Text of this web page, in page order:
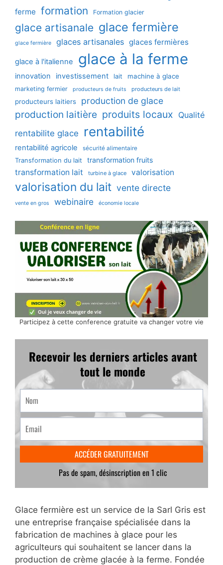
ferme formation Formation glacier
glace artisanale glace fermière
glace fermière glaces artisanales glaces fermières
glace à l'italienne glace à la ferme
innovation investissement lait machine à glace
marketing fermier producteurs de fruits producteurs de lait
producteurs laitiers production de glace
production laitière produits locaux Qualité
rentabilite glace
rentabilité
rentabilité agricole sécurité alimentaire
Transformation du lait transformation fruits
transformation lait turbine à glace valorisation
valorisation du lait vente directe
vente en gros webinaire économie locale
Participez à cette conference gratuite va changer votre vie
Glace fermière est un service de la Sarl Gris est
une entreprise française spécialisée dans la
fabrication de machines à glace pour les
agriculteurs qui souhaitent se lancer dans la
production de crème glacée à la ferme. Fondée